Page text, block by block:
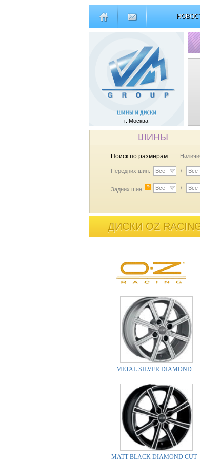
г. Москва
ШИНЫ
Поиск по размерам:
Передних шин: Все / Все
Задних шин: ? Все / Все
ДИСКИ OZ
METAL SILVER DIAMOND
MATT BLACK DIAMOND CUT